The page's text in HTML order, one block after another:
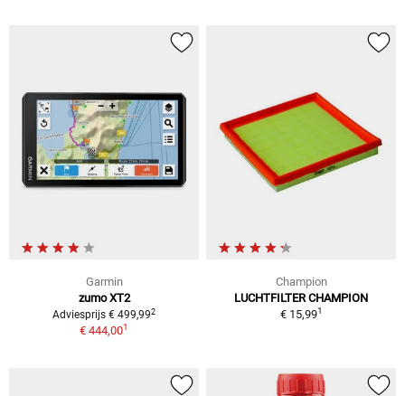
Garmin
zumo XT2
Adviesprijs € 499,992
€ 444,001
Champion
LUCHTFILTER CHAMPION
€ 15,991